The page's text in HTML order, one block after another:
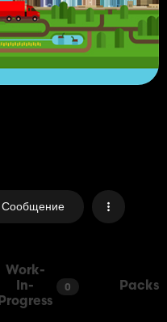
Сообщение
Work-
In-
Progress
0 Packs